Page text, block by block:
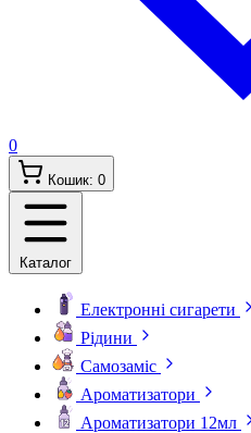
0
Кошик: 0
Каталог
Електронні сигарети
Рідини
Самозаміс
Ароматизатори
Ароматизатори 12мл